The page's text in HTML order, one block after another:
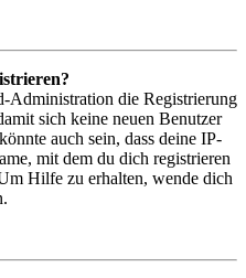
Administration die Registrierung
sich keine neuen Benutzer
auch sein, dass deine IP-
mit dem du dich registrieren
Hilfe zu erhalten, wende dich